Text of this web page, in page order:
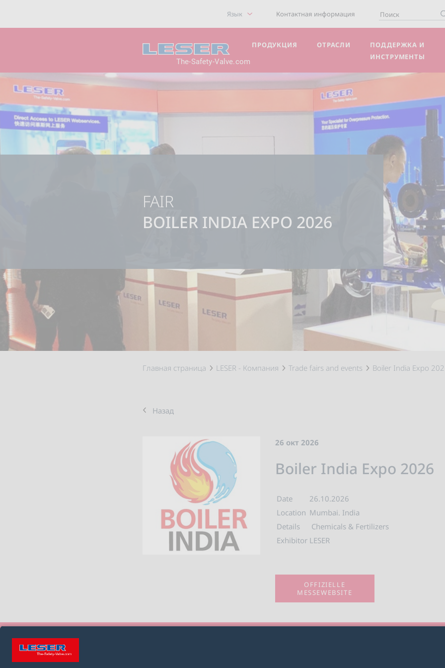
Контактная информация
Язык
The-Safety-Valve.com
ПРОДУКЦИЯ ОТРАСЛИ
ПОДДЕРЖКА И
ИНСТРУМЕНТЫ
FAIR
BOILER INDIA EXPO 2026
Главная страница LESER - Компания Trade fairs and events Boiler India Expo
Назад
26 окт 2026
Boiler India Expo 2026
Date
26.10.2026
Location Mumbai. India
Details
Chemicals & Fertilizers
Exhibitor LESER
OFFIZIELLE
MESSEWEBSITE